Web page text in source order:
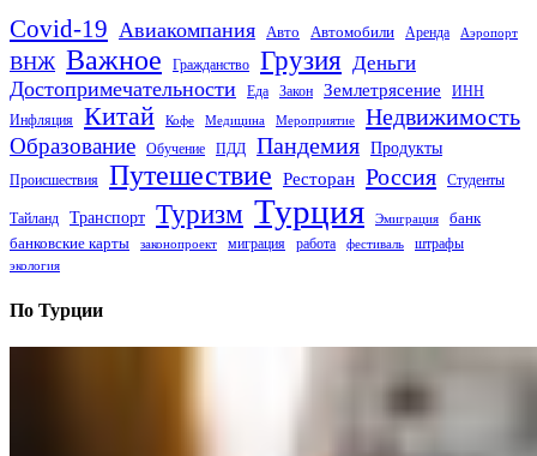
Covid-19 Авиакомпания Авто Автомобили Аренда Аэропорт
ВНЖ Важное Гражданство Грузия Деньги
Достопримечательности
Еда Закон Землетрясение
ИНН
Инфляция
Китай Кофе Медицина Мероприятие Недвижимость
Образование Обучение ПДД Пандемия Продукты
Происшествия Путешествие Ресторан Россия Студенты
Тайланд Транспорт Туризм Турция Эмиграция
банк
банковские карты
законопроект миграция работа фестиваль штрафы
экология
По Турции